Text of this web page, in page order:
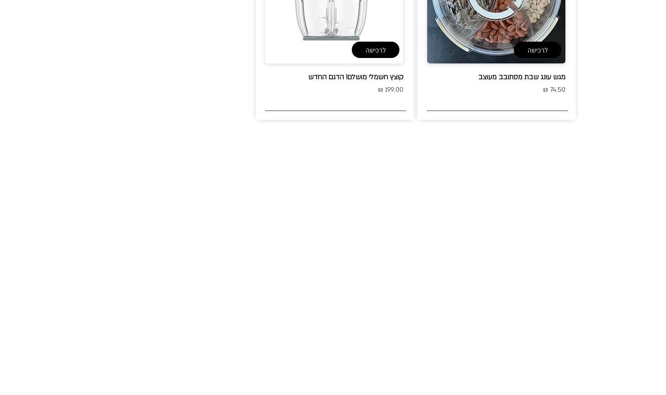
לרכישה
מגש עונג שבת מסתובב מעוצב
74.50 ₪
לרכישה
קוצץ חשמלי מושלם! הדגם החדש
199.00 ₪